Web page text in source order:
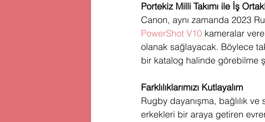
Portekiz Milli Takımı ile İş
Canon, aynı zamanda 2023
PowerShot V10 kameralar
olanak sağlayacak. Böylece
bir katalog halinde görebilme
Farklılıklarımızı Kutlayalım
Rugby dayanışma, bağlılık
erkekleri bir araya getiren